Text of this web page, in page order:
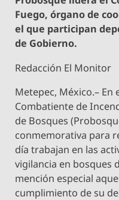
Fuego, órgano de
el que participan
de Gobierno.
Redacción El Monitor
Metepec, México.–
Combatiente de
de Bosques
conmemorativa para
día trabajan en las
vigilancia en bosques
mención especial
cumplimiento de su